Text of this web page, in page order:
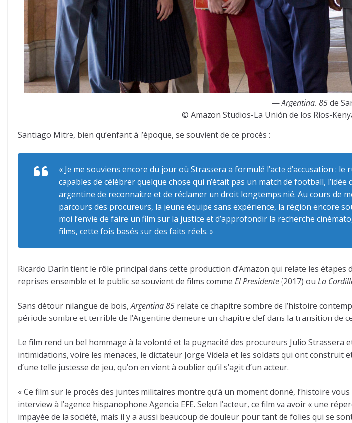
—Argentina, 85de
© Amazon Studios-La Unión de los Ríos-
Santiago Mitre, bien qu’enfant à l’époque, se souvient de ce procès :
« Je me souviens encore du jour où Strassera a formulé l’acte d’accusation :
capables de célébrer quelque chose qui n’était pas un match de football,
argentine de reconnaître et de réclamer un droit longtemps nié. Au cours de
parcours des procureurs, la jeune équipe sans expérience, la région encore
moi l’envie de faire un film sur la justice et d’approfondir la recherche
films, cette fois basés sur des faits réels. »
Ricardo Darín tient le rôle principal dans cette production d’Amazon qui relate les
reprises ensemble et le public se souvient de films comme El Presidente(2017) ou La
Sans détour nilangue de bois,Argentina 85 relate ce chapitre sombre de l’histoire
période sombre et terrible de l’Argentine demeure un chapitre clef dans la transition de
Le film rend un bel hommage à la volonté et la pugnacité des procureurs Julio Strassera
intimidations, voire les menaces, le dictateur Jorge Videla et les soldats qui ont construit
d’une telle justesse de jeu, qu’on en vient à oublier qu’il s’agit d’un acteur.
« Ce film sur le procès des juntes militaires montre qu’à un moment donné, l’histoire
interview à l’agence hispanophone Agencia EFE. Selon l’acteur, ce film va avoir « une
impayée de la société, mais il y a aussi beaucoup de douleur pour tant de folies qui se